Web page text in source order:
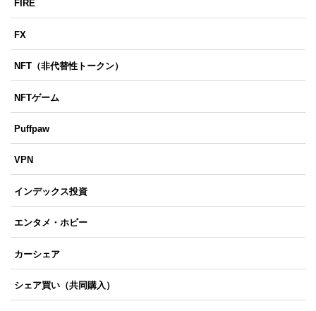
FIRE
FX
NFT（非代替性トークン）
NFTゲーム
Puffpaw
VPN
インデックス投資
エンタメ・ホビー
カーシェア
シェア買い（共同購入）